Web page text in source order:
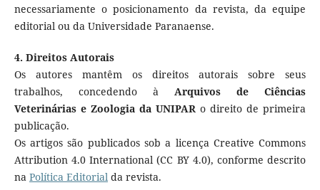
necessariamente o posicionamento da revista, da equipe
editorial ou da Universidade Paranaense.
4. Direitos Autorais
Os autores mantêm os direitos autorais sobre seus
trabalhos, concedendo àArquivos de Ciências
Veterinárias e Zoologia da UNIPARo direito de primeira
publicação.
Os artigos são publicados sob a licença Creative Commons
Attribution 4.0 International (CC BY 4.0), conforme descrito
na Política Editorialda revista.